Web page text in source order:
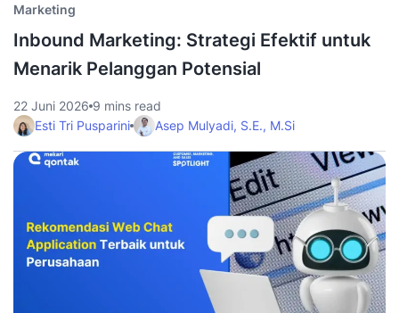
Marketing
Inbound Marketing: Strategi Efektif untuk
Menarik Pelanggan Potensial
22 Juni 2026 9 mins read
Esti Tri Pusparini
Asep Mulyadi, S.E., M.Si